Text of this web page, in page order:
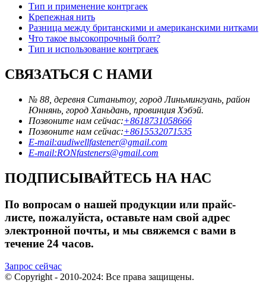
Тип и применение контргаек
Крепежная нить
Разница между британскими и американскими нитками
Что такое высокопрочный болт?
Тип и использование контргаек
СВЯЗАТЬСЯ С НАМИ
№ 88, деревня Ситаньтоу, город Линьмингуань, район
Юннянь, город Ханьдань, провинция Хэбэй.
Позвоните нам сейчас:+8618731058666
Позвоните нам сейчас:+8615532071535
E-mail:audiwellfastener@gmail.com
E-mail:RONfasteners@gmail.com
ПОДПИСЫВАЙТЕСЬ НА НАС
По вопросам о нашей продукции или прайс-
листе, пожалуйста, оставьте нам свой адрес
электронной почты, и мы свяжемся с вами в
течение 24 часов.
Запрос сейчас
© Copyright - 2010-2024: Все права защищены.